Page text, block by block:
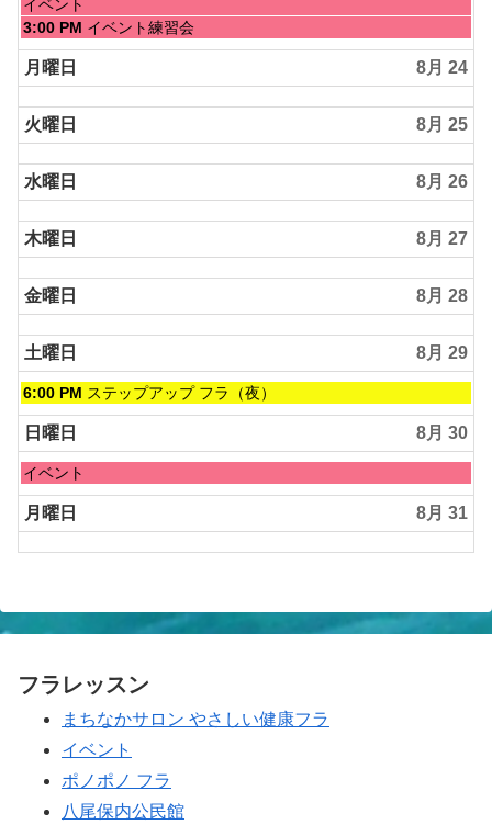
22nd
2026
曜
日,
8
月
2026
イベント
日
曜
日,
8
月
23rd
2026
3:00 PM イベント練習会
月曜日 8月 24
火曜日 8月 25
水曜日 8月 26
木曜日 8月 27
金曜日 8月 28
土曜日 8月 29
土
曜
日,
8
月
29th
2026
6:00 PM ステップアップ フラ（夜）
日曜日 8月 30
日
曜
日,
8
月
イベント
月曜日 8月 31
フラレッスン
まちなかサロン やさしい健康フラ
イベント
ポノポノ フラ
八尾保内公民館